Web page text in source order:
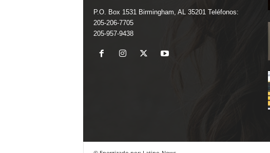
P.O. Box 1531 Birmingham, AL 35201 Teléfonos:
205-206-7705
205-957-9438